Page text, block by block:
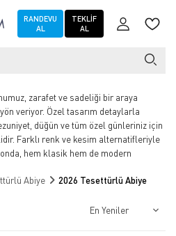
RANDEVU
AL
TEKLIF
AL
zarafet ve sadeliği bir araya
veriyor. Özel tasarım detaylarla
düğün ve tüm özel günleriniz için
Farklı renk ve kesim alternatifleriyle
hem klasik hem de modern
Abiye 2026 Tesettürlü Abiye